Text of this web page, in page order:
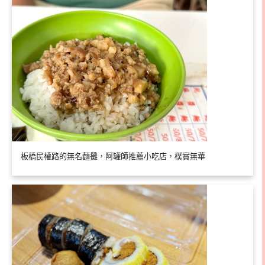
板橋民權路的無名麵攤，阿罐師推薦小吃店，樸實無華